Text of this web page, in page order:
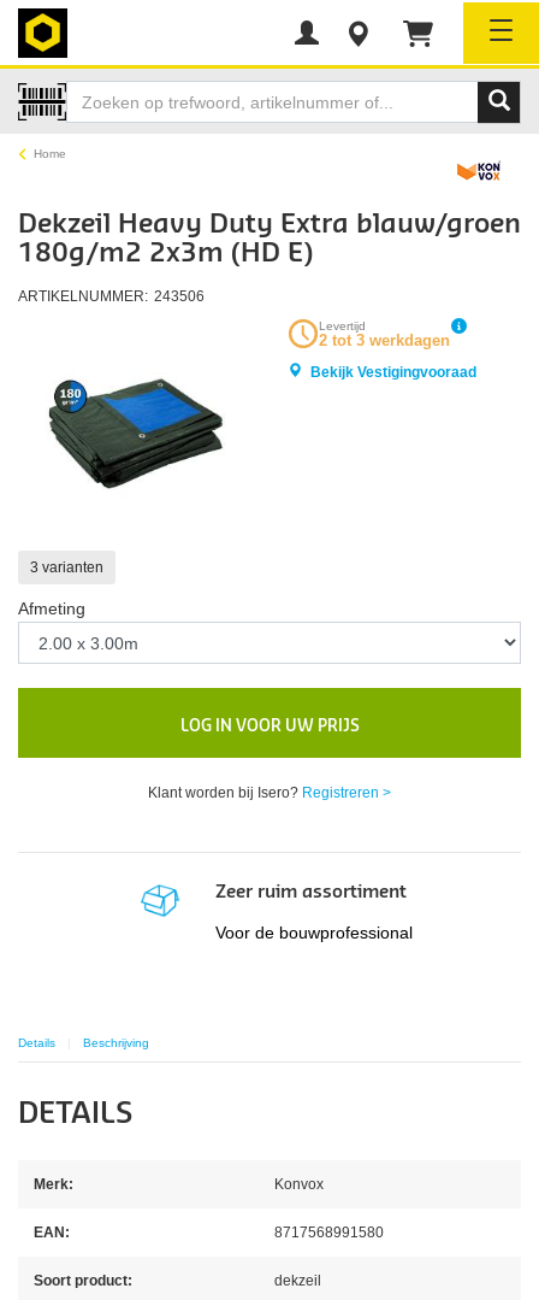
Home
Dekzeil Heavy Duty Extra blauw/groen
180g/m2 2x3m (HD E)
ARTIKELNUMMER: 243506
Levertijd
2 tot 3 werkdagen
Bekijk Vestigingvooraad
3 varianten
Afmeting
LOG IN VOOR UW PRIJS
Klant worden bij Isero? Registreren >
Zeer ruim assortiment
Voor de bouwprofessional
Details Beschrijving
DETAILS
Merk: Konvox
EAN: 8717568991580
Soort product: dekzeil